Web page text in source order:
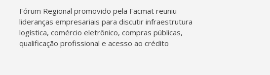
Fórum Regional promovido pela Facmat reuniu
lideranças empresariais para discutir infraestrutura
logística, comércio eletrônico, compras públicas,
qualificação profissional e acesso ao crédito